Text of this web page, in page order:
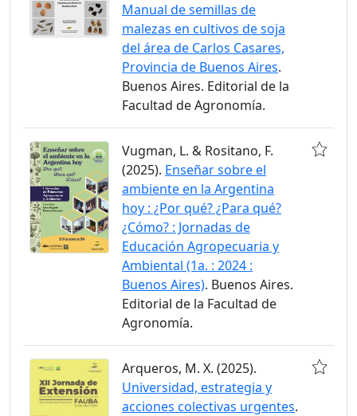
Manual de semillas de
malezas en cultivos de soja
del área de Carlos Casares,
Provincia de Buenos Aires.
Buenos Aires. Editorial de la
Facultad de Agronomía.
Vugman, L. & Rositano, F.
(2025). Enseñar sobre el
ambiente en la Argentina
hoy : ¿Por qué? ¿Para qué?
¿Cómo? : Jornadas de
Educación Agropecuaria y
Ambiental (1a. : 2024 :
Buenos Aires). Buenos Aires.
Editorial de la Facultad de
Agronomía.
Arqueros, M. X. (2025).
Universidad, estrategia y
acciones colectivas urgentes.